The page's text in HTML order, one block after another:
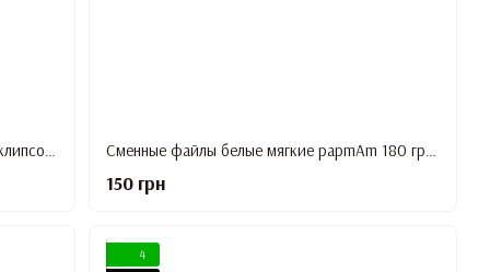
Сменный файл-лента белый papmAm с клипсой 150 грит STALEKS PRO EXPERT ATC-150w Сменные файлы белые мягкие papmAm 180 грит STALEKS PRO EXPERT 20 25 шт DFCE-20-180/25w
150 грн
4